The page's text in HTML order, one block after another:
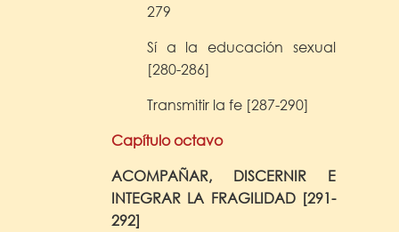
279
Sí a la educación sexual
[280-286]
Transmitir la fe [287-290]
Capítulo octavo
ACOMPAÑAR, DISCERNIR E
INTEGRAR LA FRAGILIDAD [291-
292]